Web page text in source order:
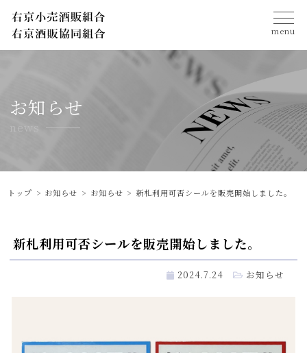
menu
お知らせ
news
トップ お知らせ お知らせ 新札利用可否シールを販売開始しました。
新札利用可否シールを販売開始しました。
2024.7.24 お知らせ